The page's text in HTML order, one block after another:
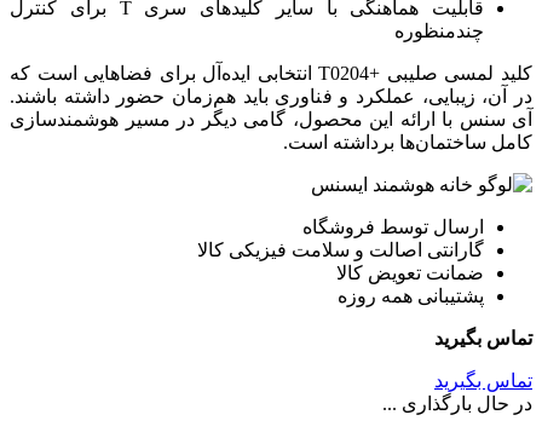
قابلیت هماهنگی با سایر کلیدهای سری T برای کنترل
چندمنظوره
کلید لمسی صلیبی +T0204 انتخابی ایده‌آل برای فضاهایی است که
در آن، زیبایی، عملکرد و فناوری باید هم‌زمان حضور داشته باشند.
آی سنس با ارائه این محصول، گامی دیگر در مسیر هوشمندسازی
کامل ساختمان‌ها برداشته است.
ارسال توسط فروشگاه
گارانتی اصالت و سلامت فیزیکی کالا
ضمانت تعویض کالا
پشتیبانی همه روزه
تماس بگیرید
تماس بگیرید
در حال بارگذاری ...